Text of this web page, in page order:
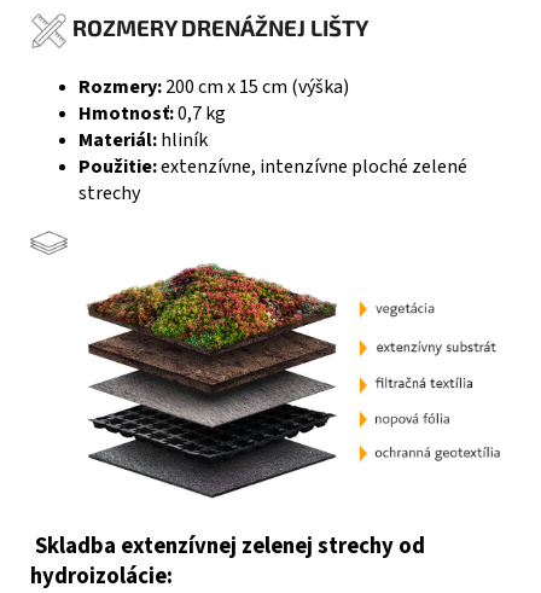
ROZMERY DRENÁŽNEJ LIŠTY
Rozmery:200 cm x 15 cm (výška)
Hmotnosť:0,7 kg
Materiál:hliník
Použitie:extenzívne, intenzívne ploché zelené
strechy
Skladba extenzívnej zelenej strechy od
hydroizolácie: